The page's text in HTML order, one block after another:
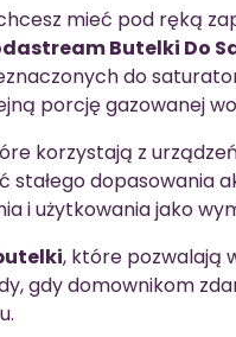
mieć pod ręką
Butelki Do
do
porcję gazowanej
korzystają z
stałego dopasowania
i użytkowania jako
, które pozwalają
gdy domownikom